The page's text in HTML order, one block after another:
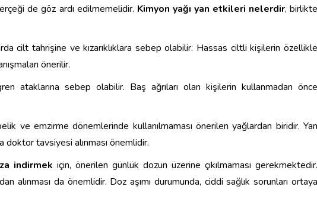
de göz ardı edilmemelidir. Kimyon yağı yan etkileri nelerdir, birlikte
cilt tahrişine ve kızarıklıklara sebep olabilir. Hassas ciltli kişilerin özellikle
önerilir.
ataklarına sebep olabilir. Baş ağrıları olan kişilerin kullanmadan önce
ve emzirme dönemlerinde kullanılmaması önerilen yağlardan biridir. Yan
doktor tavsiyesi alınması önemlidir.
indirmek için, önerilen günlük dozun üzerine çıkılmaması gerekmektedir.
alınması da önemlidir. Doz aşımı durumunda, ciddi sağlık sorunları ortaya